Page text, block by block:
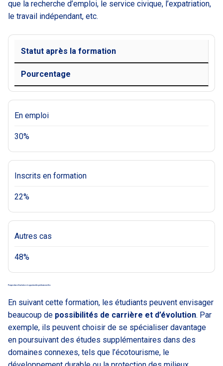
que la recherche d’emploi, le service civique, l’expatriation,
le travail indépendant, etc.
Statut après la formation
Pourcentage
En emploi
30%
Inscrits en formation
22%
Autres cas
48%
Perspectives d’évolution et opportunités professionnelles
En suivant cette formation, les étudiants peuvent envisager
beaucoup de possibilités de carrière et d’évolution. Par
exemple, ils peuvent choisir de se spécialiser davantage
en poursuivant des études supplémentaires dans des
domaines connexes, tels que l’écotourisme, le